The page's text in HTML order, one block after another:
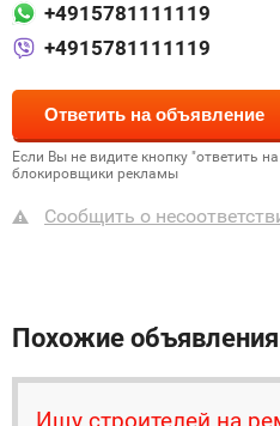
+4915781111119
+4915781111119
Если Вы не видите кнопку "ответить
блокировщики рекламы
Сообщить о
Похожие объявления